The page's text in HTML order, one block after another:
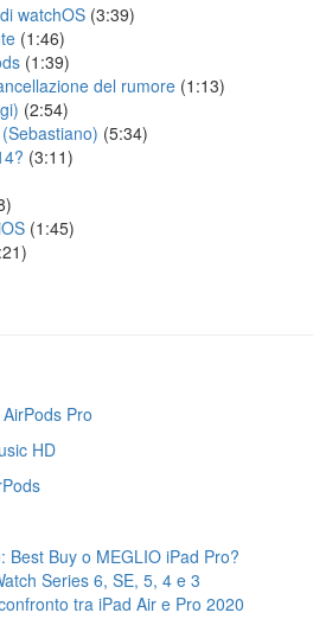
watchOS (3:39)
(1:46)
(1:39)
del rumore (1:13)
(2:54)
(5:34)
(3:11)
(1:45)
AirPods Pro
HD
Best Buy o MEGLIO iPad Pro?
Series 6, SE, 5, 4 e 3
tra iPad Air e Pro 2020